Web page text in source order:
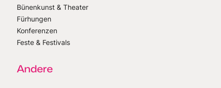
Bünenkunst & Theater
Fürhungen
Konferenzen
Feste & Festivals
Andere